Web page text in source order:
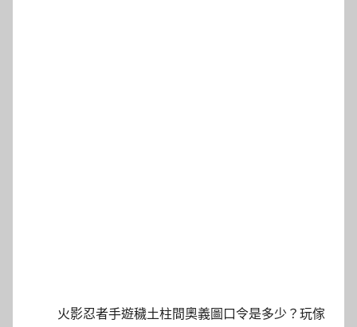
火影忍者手遊穢土柱間奧義圖口令是多少？玩傢